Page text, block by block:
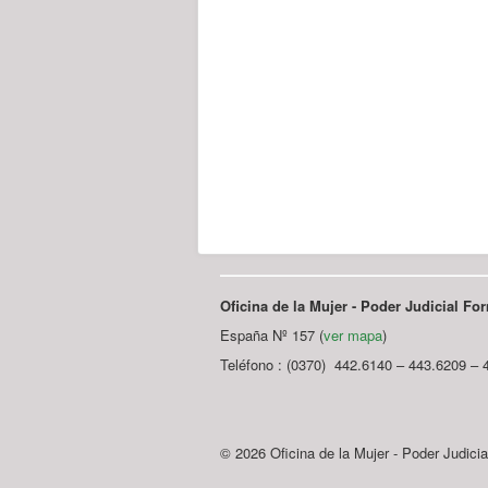
Oficina de la Mujer - Poder Judicial
España Nº 157 (ver mapa)
Teléfono : (0370) 442.6140 – 443.6209 –
© 2026 Oficina de la Mujer - Poder